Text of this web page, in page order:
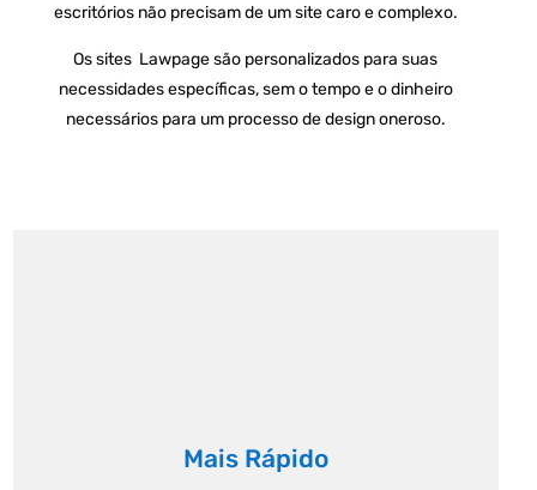
escritórios não precisam de um site caro e complexo.
Os sites Lawpage são personalizados para suas
necessidades específicas, sem o tempo e o dinheiro
necessários para um processo de design oneroso.
Mais Rápido